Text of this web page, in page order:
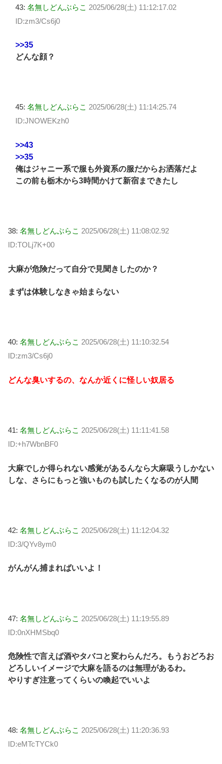
43: 名無しどんぶらこ 2025/06/28(土) 11:12:17.02
ID:zm3/Cs6j0
>>35
どんな顔？
45: 名無しどんぶらこ 2025/06/28(土) 11:14:25.74
ID:JNOWEKzh0
>>43
>>35
俺はジャニー系で服も外資系の服だからお洒落だよ
この前も栃木から3時間かけて新宿まできたし
38: 名無しどんぶらこ 2025/06/28(土) 11:08:02.92
ID:TOLj7K+00
大麻が危険だって自分で見聞きしたのか？
まずは体験しなきゃ始まらない
40: 名無しどんぶらこ 2025/06/28(土) 11:10:32.54
ID:zm3/Cs6j0
どんな臭いするの、なんか近くに怪しい奴居る
41: 名無しどんぶらこ 2025/06/28(土) 11:11:41.58
ID:+h7WbnBF0
大麻でしか得られない感覚があるんなら大麻吸うしかない
しな、さらにもっと強いものも試したくなるのが人間
42: 名無しどんぶらこ 2025/06/28(土) 11:12:04.32
ID:3/QYv8ym0
がんがん捕まればいいよ！
47: 名無しどんぶらこ 2025/06/28(土) 11:19:55.89
ID:0nXHMSbq0
危険性で言えば酒やタバコと変わらんだろ。もうおどろお
どろしいイメージで大麻を語るのは無理があるわ。
やりすぎ注意ってくらいの喚起でいいよ
48: 名無しどんぶらこ 2025/06/28(土) 11:20:36.93
ID:eMTcTYCk0